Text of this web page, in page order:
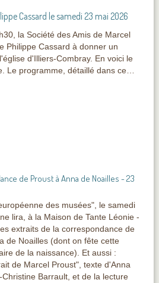
Cassard le samedi 23 mai 2026
la Société des Amis de Marcel
Philippe Cassard à donner un
d'Illiers-Combray. En voici le
Le programme, détaillé dans ce…
de Proust à Anna de Noailles - 23
des musées", le samedi
lira, à la Maison de Tante Léonie -
extraits de la correspondance de
de Noailles (dont on fête cette
de la naissance). Et aussi :
de Marcel Proust", texte d'Anna
Barrault, et de la lecture